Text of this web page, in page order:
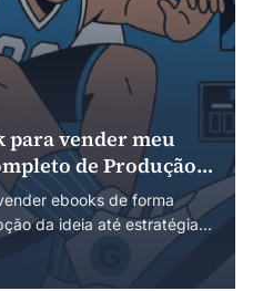
para vender meu
de Produção e
ebooks de forma
da ideia até estratégias
para infoprodutos.